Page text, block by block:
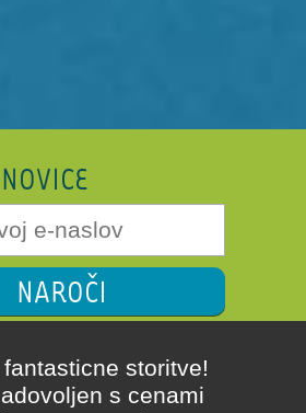
NAROČI
storitve!
s cenami